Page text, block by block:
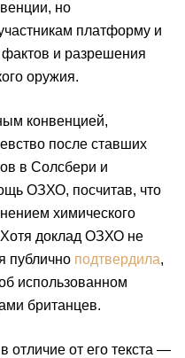
но
платформу и
и разрешения
оружия.
конвенцией,
после ставших
в Солсбери и
ОЗХО, посчитав, что
химического
Хотя доклад ОЗХО не
публично подтвердила,
использованном
британцев.
отличие от его текста —